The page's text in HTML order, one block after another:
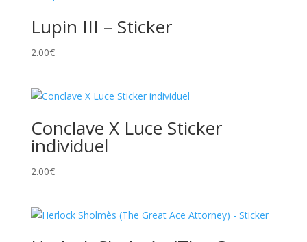
Lupin III – Sticker
2.00€
Conclave X Luce Sticker
individuel
2.00€